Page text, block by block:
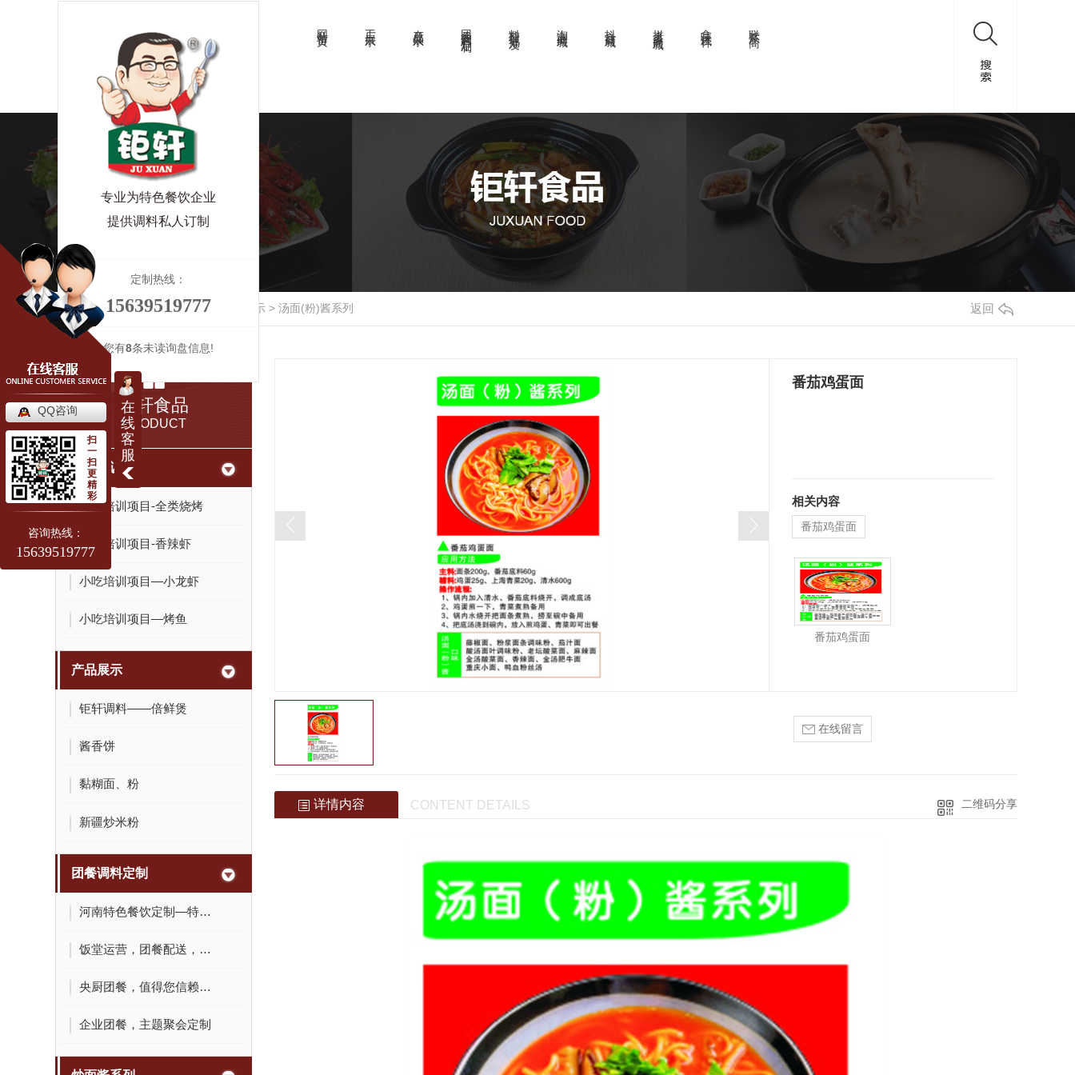
专业为特色餐饮企业
提供调料私人订制
定制热线：
15639519777
您有8条未读询盘信息!
团餐调料定制 料理包批发 拼多多商城
当前位置：首页>钜轩食品 产品展示 > 汤面(粉)酱系列 返回
钜轩食品
PRODUCT
小吃培训
小吃培训项目-全类烧烤
小吃培训项目-香辣虾
小吃培训项目—小龙虾
小吃培训项目—烤鱼
产品展示
钜轩调料——倍鲜煲
酱香饼
黏糊面、粉
新疆炒米粉
团餐调料定制
河南特色餐饮定制—特色小吃
饭堂运营，团餐配送，美食城搭建
央厨团餐，值得您信赖选择！
企业团餐，主题聚会定制
番茄鸡蛋面
相关内容
番茄鸡蛋面
番茄鸡蛋面
在线留言
详情内容 CONTENT DETAILS 二维码分享
在
线
客
服
QQ咨询
扫
一
扫
更
精
彩
咨询热线：
15639519777